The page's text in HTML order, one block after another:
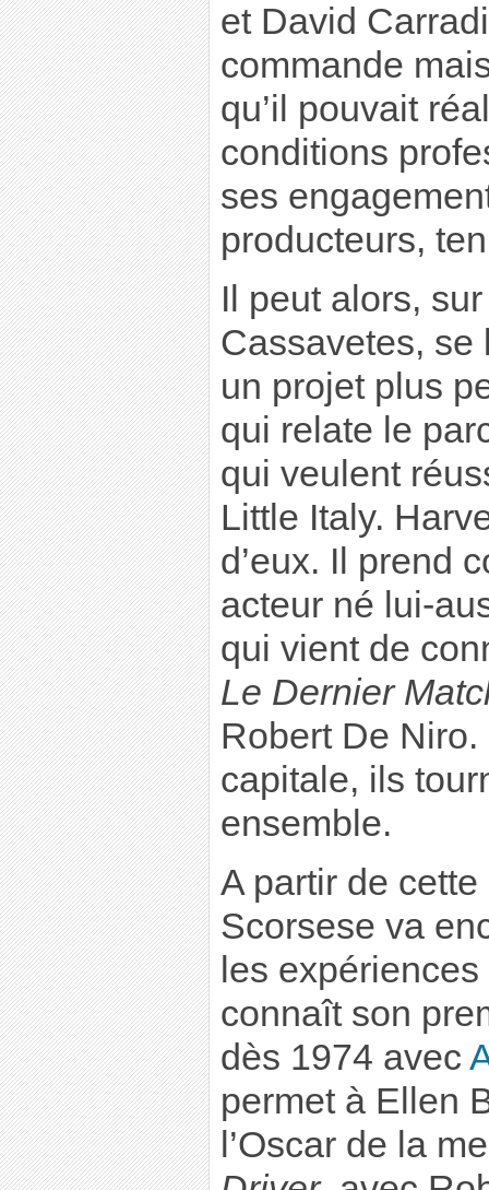
et David
commande
qu’il pouvait
conditions
ses
producteurs,
Il peut alors,
Cassavetes, se
un projet plus
qui relate le
qui veulent
Little Italy.
d’eux. Il prend
acteur né lui-
qui vient de
Le Dernier
Robert De
capitale, ils
ensemble.
A partir de
Scorsese va
les
connaît son
dès 1974 avec
permet à Ellen
l’Oscar de la